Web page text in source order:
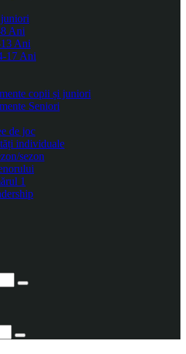
Ani
Ani
17 Ani
copii și juniori
Seniori
de joc
individuale
sezon
1